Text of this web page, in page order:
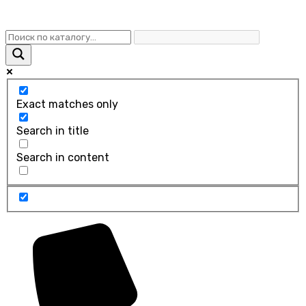
Exact matches only
Search in title
Search in content